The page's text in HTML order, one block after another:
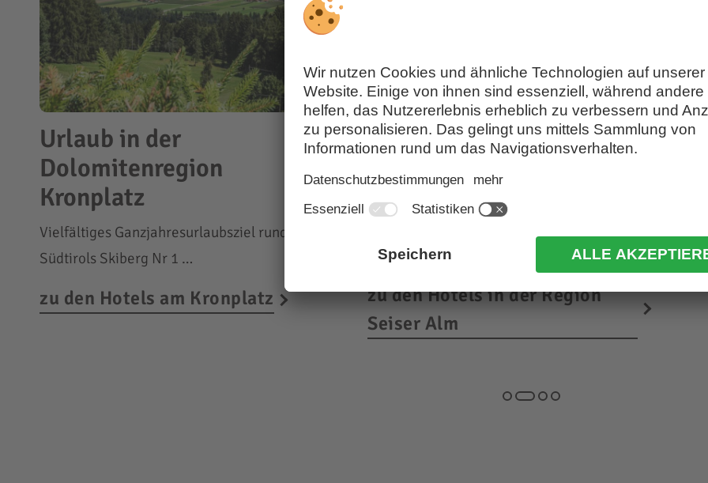
Urlaub in der
Dolomitenregion
Kronplatz
Vielfältiges Ganzjahresurlaubsziel rund um
Südtirols Skiberg Nr 1 …
zu den Hotels am Kronplatz
Urlaub in der
Urlaubsregion Seiser Alm
Perfekte Kombination aus Outdoor-
größte Hochalm …
zu den Hotels in der Region
Seiser Alm